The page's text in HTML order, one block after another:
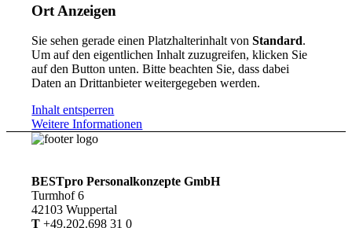
Ort Anzeigen
Sie sehen gerade einen Platzhalterinhalt vonStandard.
Um auf den eigentlichen Inhalt zuzugreifen, klicken Sie
auf den Button unten. Bitte beachten Sie, dass dabei
Daten an Drittanbieter weitergegeben werden.
Inhalt entsperren
Weitere Informationen
BESTpro Personalkonzepte GmbH
Turmhof 6
42103 Wuppertal
T +49.202.698 31 0